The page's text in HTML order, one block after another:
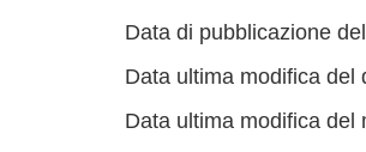
Data di pubblicazione
Data ultima modifica del
Data ultima modifica del